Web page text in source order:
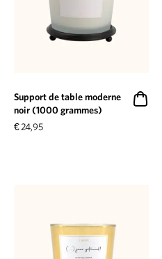
Support de table moderne
noir (1000 grammes)
€24,95